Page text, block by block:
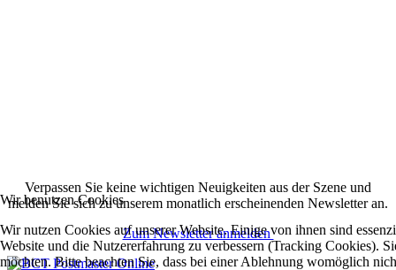
Verpassen Sie keine wichtigen Neuigkeiten aus der Szene und
melden Sie sich zu unserem monatlich erscheinenden Newsletter an.
Zum Newsletter anmelden
Wir benutzen Cookies
Wir nutzen Cookies auf unserer Website. Einige von ihnen sind
Website und die Nutzererfahrung zu verbessern (Tracking Cookies).
möchten. Bitte beachten Sie, dass bei einer Ablehnung womöglich